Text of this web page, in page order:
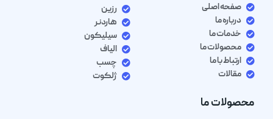
صفحه اصلی
درباره ما
خدمات ما
محصولات ما
ارتباط با ما
مقالات
رزین
هاردنر
سیلیکون
الیاف
چسب
ژلکوت
محصولات ما